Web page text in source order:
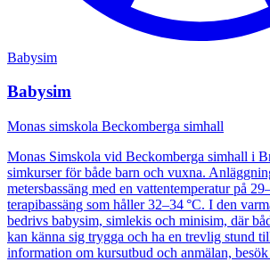
Babysim
Babysim
Monas simskola Beckomberga simhall
Monas Simskola vid Beckomberga simhall i
simkurser för både barn och vuxna.
metersbassäng med en vattentemperatur på
terapibassäng som håller 32–34 °C. I den
bedrivs babysim, simlekis och minisim, där
kan känna sig trygga och ha en trevlig stund
information om kursutbud och anmälan,